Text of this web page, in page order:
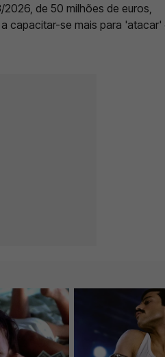
de 50 milhões de euros,
capacitar-se mais para